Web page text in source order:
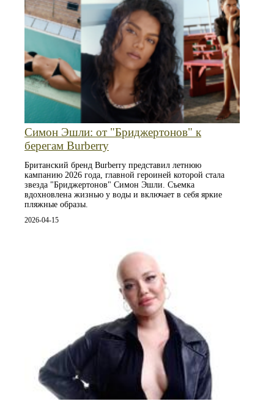
Симон Эшли: от "Бриджертонов" к
берегам Burberry
Британский бренд Burberry представил летнюю
кампанию 2026 года, главной героиней которой стала
звезда "Бриджертонов" Симон Эшли. Съемка
вдохновлена жизнью у воды и включает в себя яркие
пляжные образы.
2026-04-15